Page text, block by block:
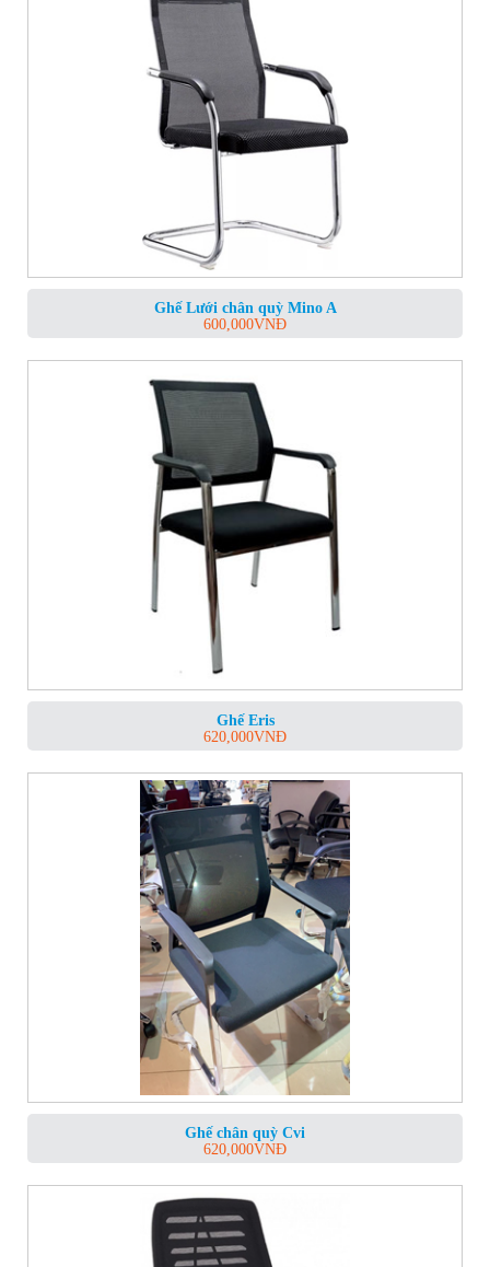
Ghế Lưới chân quỳ Mino A
600,000VNĐ
Ghế Eris
620,000VNĐ
Ghế chân quỳ Cvi
620,000VNĐ